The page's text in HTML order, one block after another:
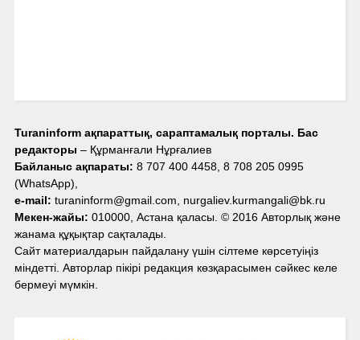
Turaninform ақпараттық, сараптамалық порталы. Бас
редакторы – Құрманғали Нұрғалиев
Байланыс ақпараты: 8 707 400 4458, 8 708 205 0995
(WhatsApp),
e-mail: turaninform@gmail.com, nurgaliev.kurmangali@bk.ru
Мекен-жайы: 010000, Астана қаласы. © 2016 Авторлық және
жанама құқықтар сақталады.
Сайт материалдарын пайдалану үшін сілтеме көрсетуіңіз
міндетті. Авторлар пікірі редакция көзқарасымен сәйкес келе
бермеуі мүмкін.